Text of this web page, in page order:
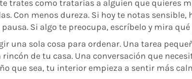
trates como tratarías a alguien que quieres
Con menos dureza. Si hoy te notas
Si algo te preocupa, escríbelo y mira
una sola cosa para ordenar. Una tarea
de tu casa. Una conversación que
que sea, tu interior empieza a sentir más